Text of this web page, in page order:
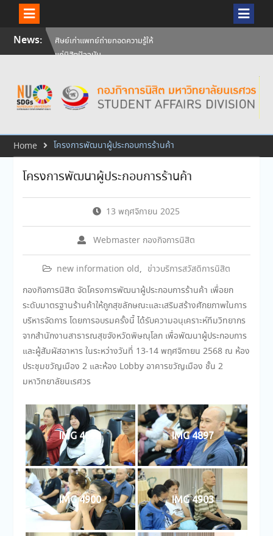
SkipNews:
ศิษย์เก่าแพทย์ถ่ายทอดความรู้ให้
แก่นิสิตปัจจุบัน
นเรศวร ครบรอบ 36 ปี 29
กรกฎาคม 2569
สัมภาษณ์นิสิตเพื่อพิจารณาเข้ารับ
ประจำปีการศึกษา 256
Home โครงการพัฒนาผู้ประกอบการร้านค้า
โครงการพัฒนาผู้ประกอบการร้านค้า
13 พฤศจิกายน 2025
Webmaster กองกิจการนิสิต
new information old, ข่าวบริการสวัสดิการนิสิต
กองกิจการนิสิต จัดโครงการพัฒนาผู้ประกอบการร้านค้า เพื่อยก
ระดับมาตรฐานร้านค้าให้ถูกสุขลักษณะและเสริมสร้างศักยภาพในการ
บริหารจัดการ โดยการอบรมครั้งนี้ ได้รับความอนุเคราะห์ทีมวิทยากร
จากสำนักงานสาธารณสุขจังหวัดพิษณุโลก เพื่อพัฒนาผู้ประกอบการ
และผู้สัมผัสอาหาร ในระหว่างวันที่ 13-14 พฤศจิกายน 2568 ณ ห้อง
ประชุมขวัญเมือง 2 และห้อง Lobby อาคารขวัญเมือง ชั้น 2
มหาวิทยาลัยนเรศวร
IMG 4896 IMG 4897
IMG 4900 IMG 4903